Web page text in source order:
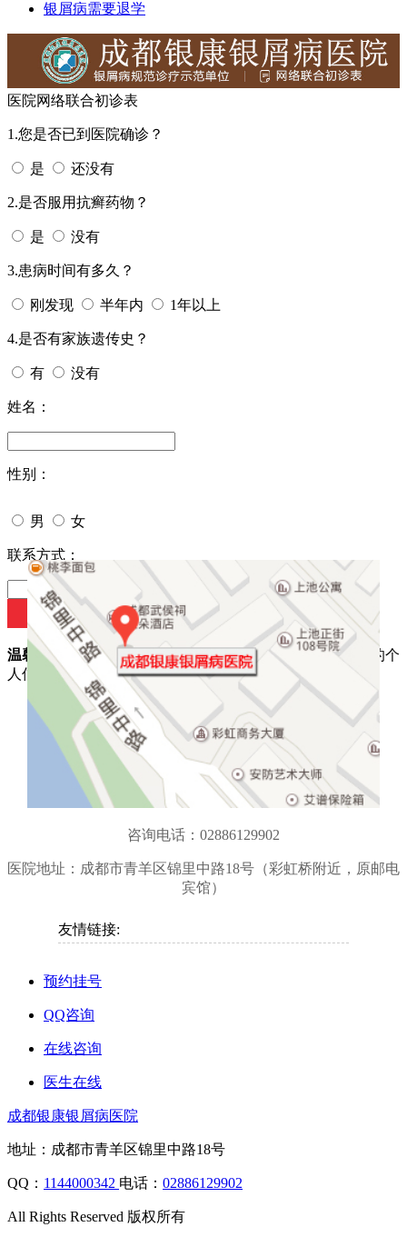
银屑病需要退学
医院网络联合初诊表
1.您是否已到医院确诊？
是 还没有
2.是否服用抗癣药物？
是 没有
3.患病时间有多久？
刚发现 半年内 1年以上
4.是否有家族遗传史？
有 没有
姓名：
性别：
男 女
今天日期：
联系方式：
温馨提示：您所填的信息我们将及时反馈给医生诊断，您的个
人信息我们承诺绝对保密！
咨询电话：02886129902
医院地址：成都市青羊区锦里中路18号（彩虹桥附近，原邮电
宾馆）
友情链接:
预约挂号
QQ咨询
在线咨询
医生在线
成都银康银屑病医院
地址：成都市青羊区锦里中路18号
QQ： 1144000342 电话： 02886129902
All Rights Reserved 版权所有